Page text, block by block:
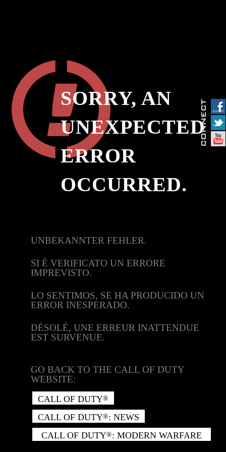
SORRY, AN
UNEXPECTED
ERROR
OCCURRED.
UNBEKANNTER FEHLER.
SI È VERIFICATO UN ERRORE
IMPREVISTO.
LO SENTIMOS, SE HA PRODUCIDO UN
ERROR INESPERADO.
DÉSOLÉ, UNE ERREUR INATTENDUE
EST SURVENUE.
GO BACK TO THE CALL OF DUTY
WEBSITE:
CALL OF DUTY®
CALL OF DUTY®: NEWS
CALL OF DUTY®: MODERN WARFARE